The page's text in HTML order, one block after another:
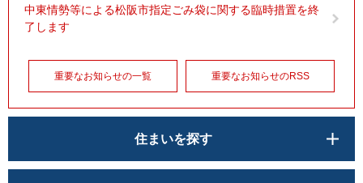
中東情勢等による松阪市指定ごみ袋に関する臨時措置を終
了します
重要なお知らせの一覧 重要なお知らせのRSS
住まいを探す